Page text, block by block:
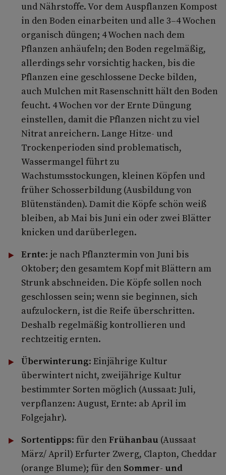
und Nährstoffe. Vor dem Auspflanzen Kompost
in den Boden einarbeiten und alle 3–4 Wochen
organisch düngen; 4 Wochen nach dem
Pflanzen anhäufeln; den Boden regelmäßig,
allerdings sehr vorsichtig hacken, bis die
Pflanzen eine geschlossene Decke bilden,
auch Mulchen mit Rasenschnitt hält den Boden
feucht. 4 Wochen vor der Ernte Düngung
einstellen, damit die Pflanzen nicht zu viel
Nitrat anreichern. Lange Hitze- und
Trockenperioden sind problematisch,
Wassermangel führt zu
Wachstumsstockungen, kleinen Köpfen und
früher Schosserbildung (Ausbildung von
Blütenständen). Damit die Köpfe schön weiß
bleiben, ab Mai bis Juni ein oder zwei Blätter
knicken und darüberlegen.
Ernte: je nach Pflanztermin von Juni bis
Oktober; den gesamtem Kopf mit Blättern am
Strunk abschneiden. Die Köpfe sollen noch
geschlossen sein; wenn sie beginnen, sich
aufzulockern, ist die Reife überschritten.
Deshalb regelmäßig kontrollieren und
rechtzeitig ernten.
Überwinterung: Einjährige Kultur
überwintert nicht, zweijährige Kultur
bestimmter Sorten möglich (Aussaat: Juli,
verpflanzen: August, Ernte: ab April im
Folgejahr).
Sortentipps: für den Frühanbau (Aussaat
März/ April) Erfurter Zwerg, Clapton, Cheddar
(orange Blume); für den Sommer- und